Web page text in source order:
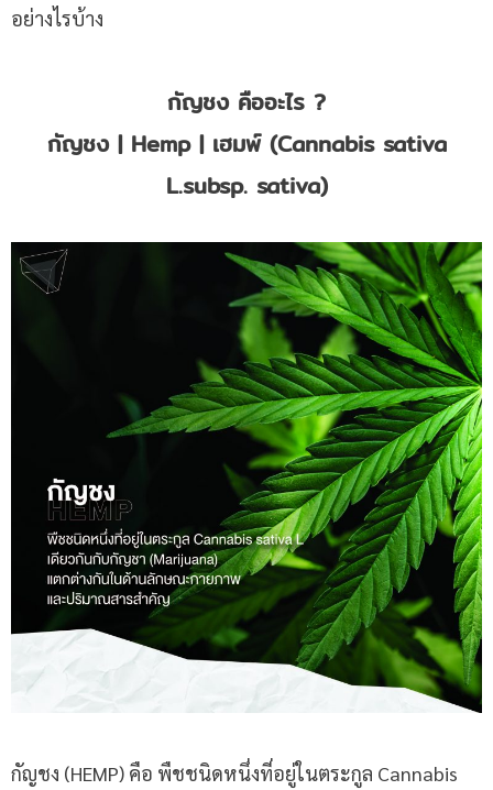
อย่างไรบ้าง
กัญชง คืออะไร ?
กัญชง | Hemp | เฮมพ์ (Cannabis sativa
L.subsp. sativa)
กัญชง (HEMP) คือ พืชชนิดหนึ่งที่อยู่ในตระกูล Cannabis